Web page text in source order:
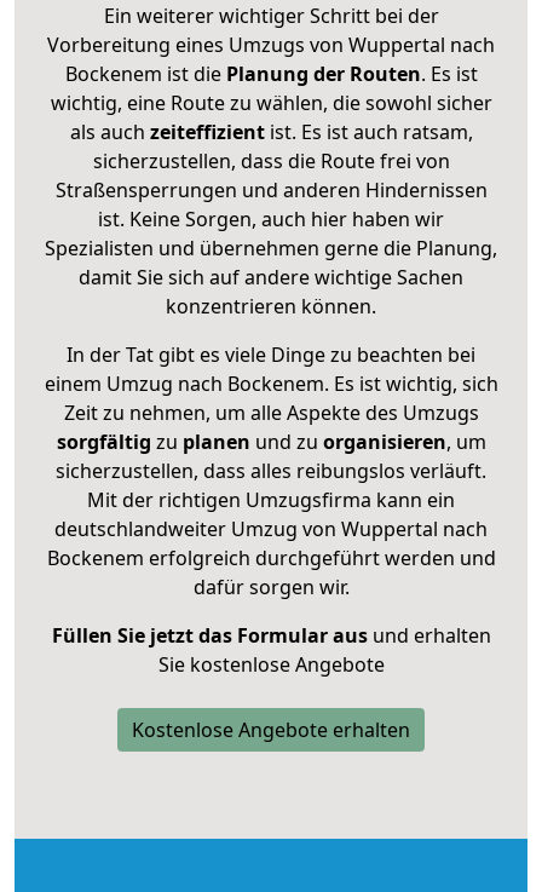
Ein weiterer wichtiger Schritt bei der
Vorbereitung eines Umzugs von Wuppertal nach
Bockenem ist diePlanung der Routen. Es ist
wichtig, eine Route zu wählen, die sowohl sicher
als auch zeiteffizientist. Es ist auch ratsam,
sicherzustellen, dass die Route frei von
Straßensperrungen und anderen Hindernissen
ist. Keine Sorgen, auch hier haben wir
Spezialisten und übernehmen gerne die Planung,
damit Sie sich auf andere wichtige Sachen
konzentrieren können.
In der Tat gibt es viele Dinge zu beachten bei
einem Umzug nach Bockenem. Es ist wichtig, sich
Zeit zu nehmen, um alle Aspekte des Umzugs
sorgfältig zu planen und zu organisieren, um
sicherzustellen, dass alles reibungslos verläuft.
Mit der richtigen Umzugsfirma kann ein
deutschlandweiter Umzug von Wuppertal nach
Bockenem erfolgreich durchgeführt werden und
dafür sorgen wir.
Füllen Sie jetzt das Formular ausund erhalten
Sie kostenlose Angebote
Kostenlose Angebote erhalten